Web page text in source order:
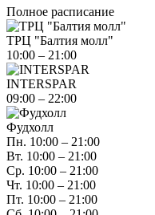
Полное расписание
ТРЦ "Балтия молл"
10:00 – 21:00
INTERSPAR
09:00 – 22:00
Фудхолл
Пн. 10:00 – 21:00
Вт. 10:00 – 21:00
Ср. 10:00 – 21:00
Чт. 10:00 – 21:00
Пт. 10:00 – 21:00